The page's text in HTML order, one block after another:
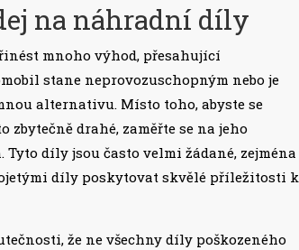
na náhradní díly
mnoho výhod, přesahující
stane neprovozuschopným nebo je
alternativu. Místo toho, abyste se
drahé, zaměřte se na jeho
díly jsou často velmi žádané, zejména
ojetými díly poskytovat skvělé příležitosti k
že ne všechny díly poškozeného